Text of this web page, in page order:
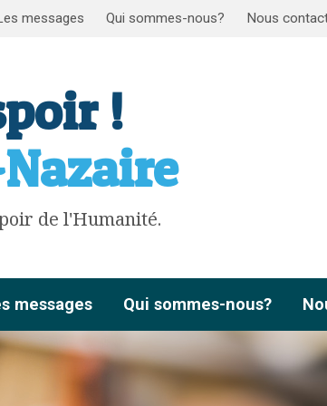
messages Qui sommes-nous? Nous
!
de l'Humanité.
messages Qui sommes-nous?